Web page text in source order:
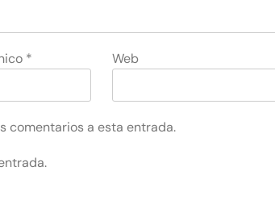
* Web
comentarios a esta entrada.